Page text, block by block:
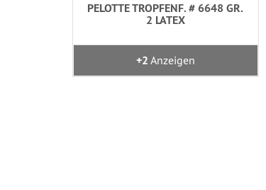
PELOTTE TROPFENF. # 6648 GR.
2 LATEX
+2 Anzeigen